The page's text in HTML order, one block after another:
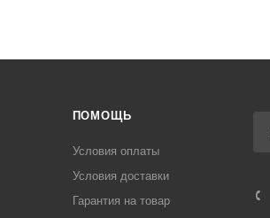
ПОМОЩЬ
Условия оплаты
Условия доставки
Гарантия на товар